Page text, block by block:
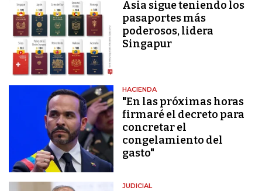
Asia sigue teniendo los
pasaportes más
poderosos, lidera
Singapur
HACIENDA
"En las próximas horas
firmaré el decreto para
concretar el
congelamiento del
gasto"
JUDICIAL